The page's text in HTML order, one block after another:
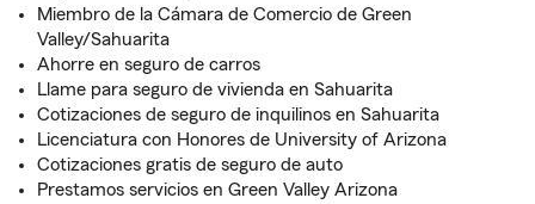
Miembro de la Cámara de Comercio de Green
Valley/Sahuarita
Ahorre en seguro de carros
Llame para seguro de vivienda en Sahuarita
Cotizaciones de seguro de inquilinos en Sahuarita
Licenciatura con Honores de University of Arizona
Cotizaciones gratis de seguro de auto
Prestamos servicios en Green Valley Arizona